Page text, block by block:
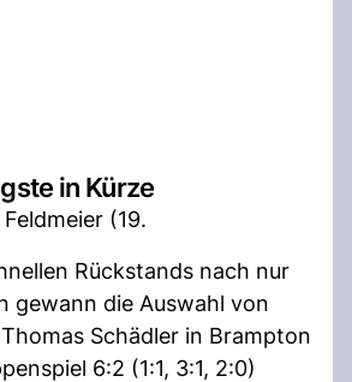
in Kürze
(19.
Rückstands nach nur
gewann die Auswahl von
Schädler in Brampton
6:2 (1:1, 3:1, 2:0)